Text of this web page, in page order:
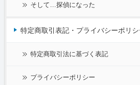
そして…探偵になった
特定商取引表記・プライバシーポリ
特定商取引法に基づく表記
プライバシーポリシー